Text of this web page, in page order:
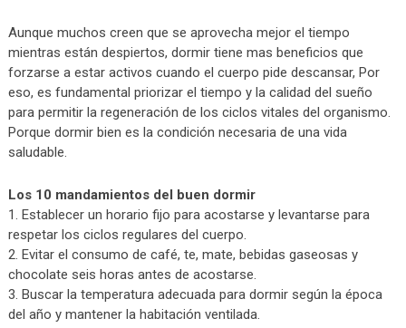
Aunque muchos creen que se aprovecha mejor el tiempo
mientras están despiertos, dormir tiene mas beneficios que
forzarse a estar activos cuando el cuerpo pide descansar, Por
eso, es fundamental priorizar el tiempo y la calidad del sueño
para permitir la regeneración de los ciclos vitales del organismo.
Porque dormir bien es la condición necesaria de una vida
saludable.
Los 10 mandamientos del buen dormir
1. Establecer un horario fijo para acostarse y levantarse para
respetar los ciclos regulares del cuerpo.
2. Evitar el consumo de café, te, mate, bebidas gaseosas y
chocolate seis horas antes de acostarse.
3. Buscar la temperatura adecuada para dormir según la época
del año y mantener la habitación ventilada.